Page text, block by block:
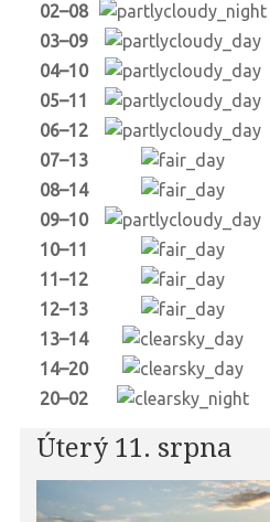
02–08
03–09
04–10
05–11
06–12
07–13
08–14
09–10
10–11
11–12
12–13
13–14
14–20
20–02
Úterý 11. srpna